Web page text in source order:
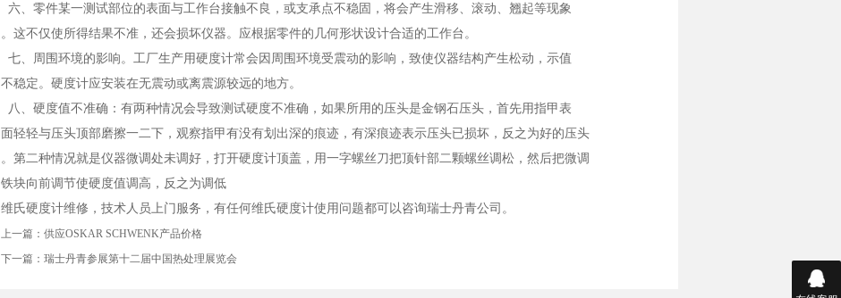
六、零件某一测试部位的表面与工作台接触不良，或支承点不稳固，将会产生滑移、滚动、翘起等现象
。这不仅使所得结果不准，还会损坏仪器。应根据零件的几何形状设计合适的工作台。
七、周围环境的影响。工厂生产用硬度计常会因周围环境受震动的影响，致使仪器结构产生松动，示值
不稳定。硬度计应安装在无震动或离震源较远的地方。
八、硬度值不准确：有两种情况会导致测试硬度不准确，如果所用的压头是金钢石压头，首先用指甲表
面轻轻与压头顶部磨擦一二下，观察指甲有没有划出深的痕迹，有深痕迹表示压头已损坏，反之为好的压头
。第二种情况就是仪器微调处未调好，打开硬度计顶盖，用一字螺丝刀把顶针部二颗螺丝调松，然后把微调
铁块向前调节使硬度值调高，反之为调低
维氏硬度计维修，技术人员上门服务，有任何维氏硬度计使用问题都可以咨询瑞士丹青公司。
上一篇： 供应OSKAR SCHWENK产品价格
下一篇： 瑞士丹青参展第十二届中国热处理展览会